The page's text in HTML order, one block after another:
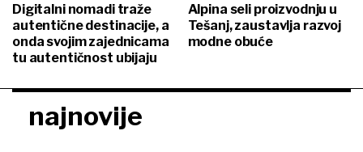
Digitalni nomadi traže
autentične destinacije, a
onda svojim zajednicama
tu autentičnost ubijaju
Alpina seli proizvodnju u
Tešanj, zaustavlja razvoj
modne obuće
najnovije